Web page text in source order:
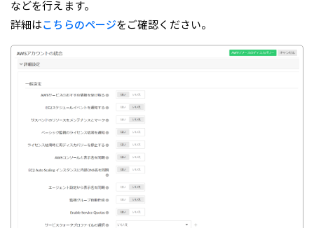
などを行えます。
詳細はこちらのページをご確認ください。